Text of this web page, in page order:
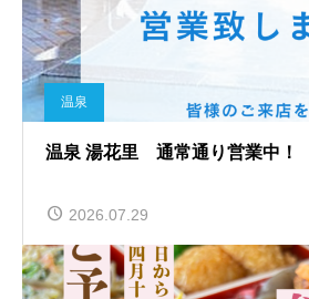
温泉
温泉 湯花里 通常通り営業中！
2026.07.29